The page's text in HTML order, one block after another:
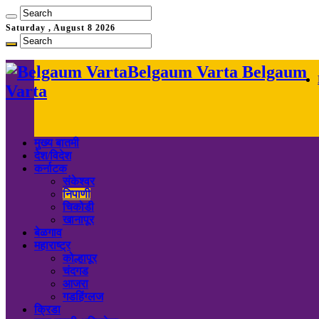
Saturday , August 8 2026
Belgaum Varta Belgaum
Varta
मुख्य बातमी
देश/विदेश
कर्नाटक
संकेश्वर
निपाणी
चिकोडी
खानापूर
बेळगाव
महाराष्ट्र
कोल्हापूर
चंदगड
आजरा
गडहिंग्लज
क्रिडा